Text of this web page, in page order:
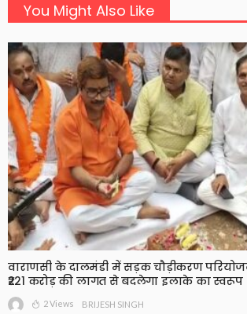
You Might Also Like
वाराणसी के दालमंडी में सड़क चौड़ीकरण
₹221 करोड़ की लागत से बदलेगा इलाके का स्वरूप
2 Views BRIJESH SINGH